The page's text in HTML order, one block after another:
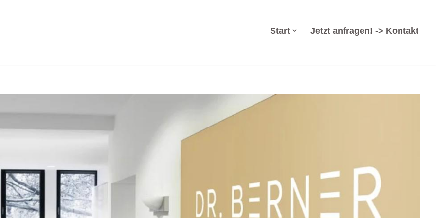
Start Jetzt anfragen! -> Kontakt
Tal bei ↗️Dr. Berner & Partner Rechtsanwälte oder ✓Insolvenzsanierung, Arbeitsrecht, Insolvenzverwaltung,
✓Insolvenzsanierung, ✓Anwalt für Insolvenzrecht, ✓Arbeitsrecht und ✓Wirtschaftsrecht für Lanitz-Hassel-Tal. ➡️ Dr.